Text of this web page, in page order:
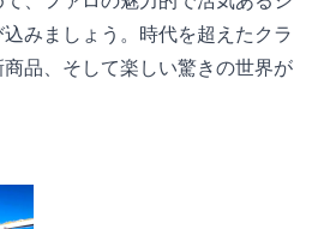
みましょう。時代を超えたクラ
品、そして楽しい驚きの世界が